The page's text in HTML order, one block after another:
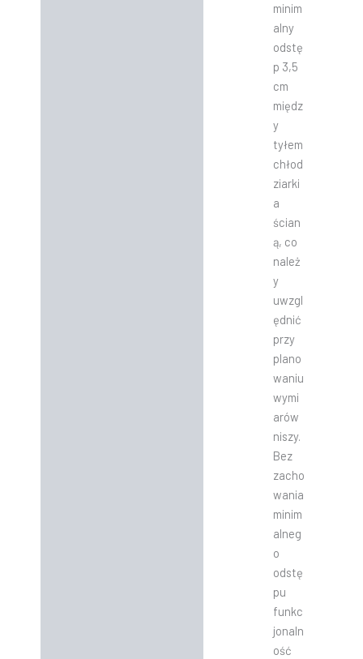
minim
alny
odstę
p 3,5
cm
międz
y
tyłem
chłod
ziarki
a
ścian
ą, co
należ
y
uwzgl
ędnić
przy
plano
waniu
wymi
arów
niszy.
Bez
zacho
wania
minim
alneg
o
odstę
pu
funkc
jonaln
ość